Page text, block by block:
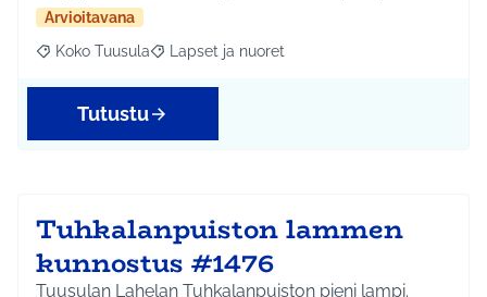
Arvioitavana
Rajaa tulokset aihepiirin mukaan: Koko Tuusula
Koko Tuusula Rajaa tulokset teeman mukaan: Lapset ja
Lapset ja nuoret
Tutustu
Tuhkalanpuiston lammen
kunnostus #1476
Tuusulan Lahelan Tuhkalanpuiston pieni lampi.